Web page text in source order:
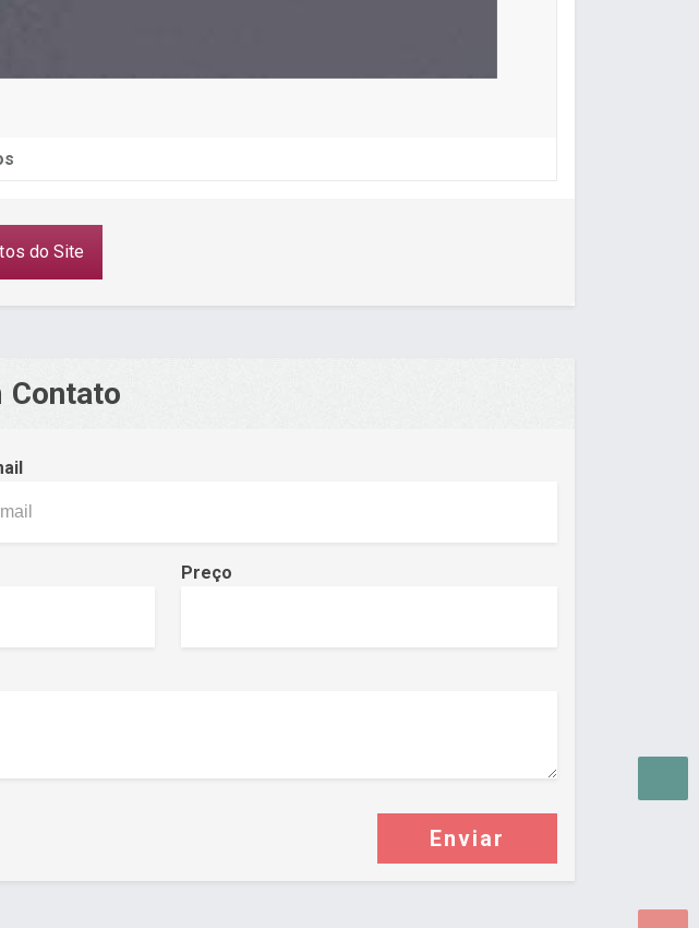
do Site
Contato
Preço
Enviar